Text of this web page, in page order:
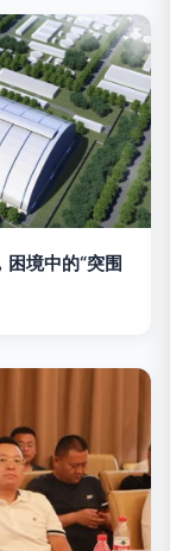
境中的“突围